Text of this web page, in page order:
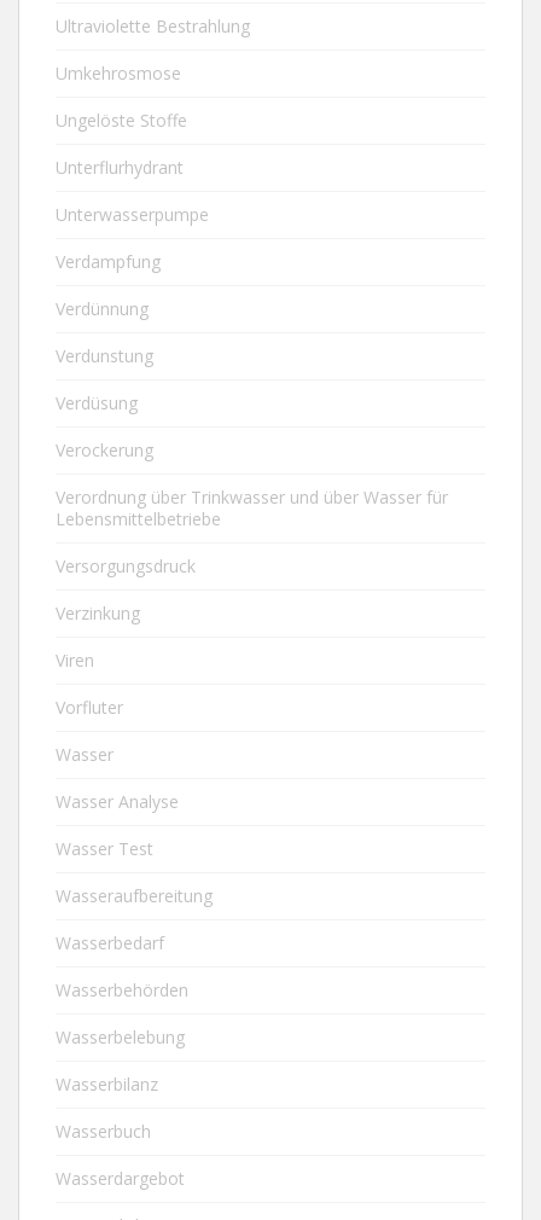
Ultraviolette Bestrahlung
Umkehrosmose
Ungelöste Stoffe
Unterflurhydrant
Unterwasserpumpe
Verdampfung
Verdünnung
Verdunstung
Verdüsung
Verockerung
Verordnung über Trinkwasser und über Wasser für
Lebensmittelbetriebe
Versorgungsdruck
Verzinkung
Viren
Vorfluter
Wasser
Wasser Analyse
Wasser Test
Wasseraufbereitung
Wasserbedarf
Wasserbehörden
Wasserbelebung
Wasserbilanz
Wasserbuch
Wasserdargebot